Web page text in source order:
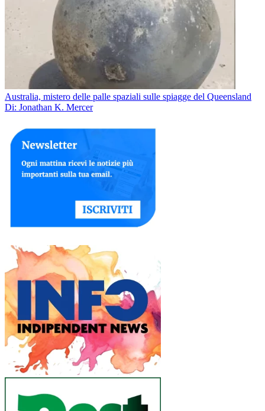
Australia, mistero delle palle spaziali sulle spiagge del Queensland
Di: Jonathan K. Mercer